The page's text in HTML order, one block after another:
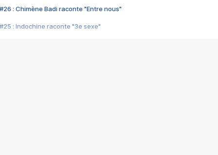
#26 : Chimène Badi raconte "Entre nous"
#25 : Indochine raconte "3e sexe"